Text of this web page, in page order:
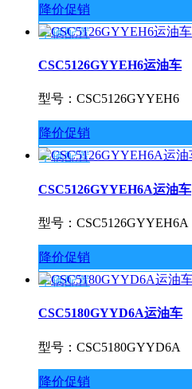
降价促销
车辆配置
CSC5126GYYEH6运油车
型号：CSC5126GYYEH6
降价促销
车辆配置
CSC5126GYYEH6A运油车
型号：CSC5126GYYEH6A
降价促销
车辆配置
CSC5180GYYD6A运油车
型号：CSC5180GYYD6A
降价促销